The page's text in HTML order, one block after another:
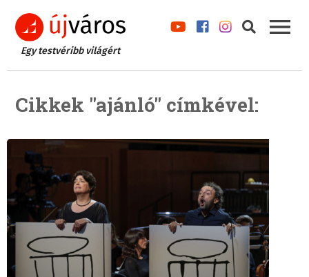
Egy testvéribb világért
Cikkek "ajánló" címkével: